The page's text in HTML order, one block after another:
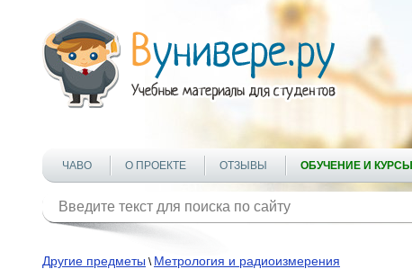
ЧАВО О ПРОЕКТЕ ОТЗЫВЫ ОБУЧЕНИЕ И КУРСЫ
Другие предметы \ Метрология и радиоизмерения